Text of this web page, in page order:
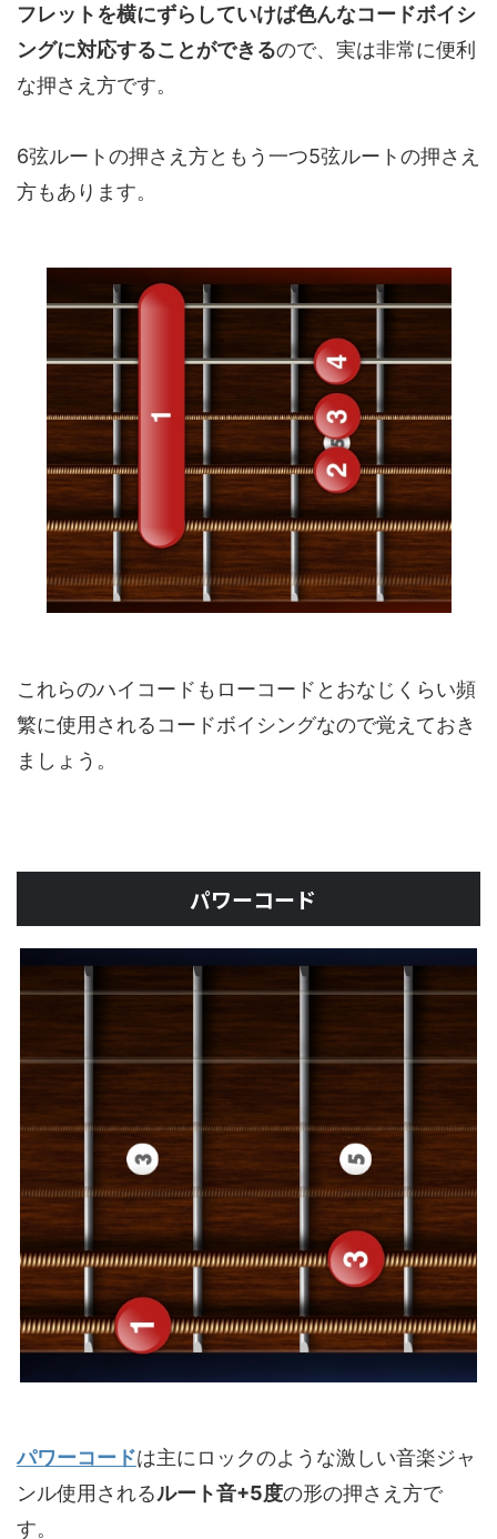
フレットを横にずらしていけば色んなコードボイシ
ングに対応することができるので、実は非常に便利
な押さえ方です。
6弦ルートの押さえ方ともう一つ5弦ルートの押さえ
方もあります。
これらのハイコードもローコードとおなじくらい頻
繁に使用されるコードボイシングなので覚えておき
ましょう。
パワーコード
パワーコードは主にロックのような激しい音楽ジャ
ンル使用されるルート音+5度の形の押さえ方で
す。